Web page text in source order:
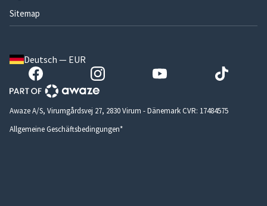
Sitemap
Deutsch — EUR
Awaze A/S, Virumgårdsvej 27, 2830 Virum - Dänemark CVR: 17484575
Allgemeine Geschäftsbedingungen*